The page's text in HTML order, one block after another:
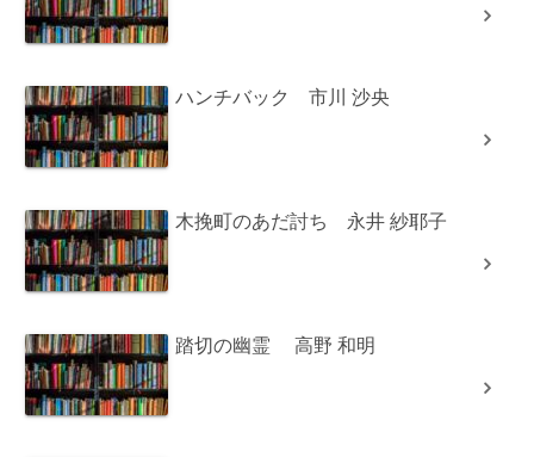
ハンチバック 市川 沙央
木挽町のあだ討ち 永井 紗耶子
踏切の幽霊 高野 和明